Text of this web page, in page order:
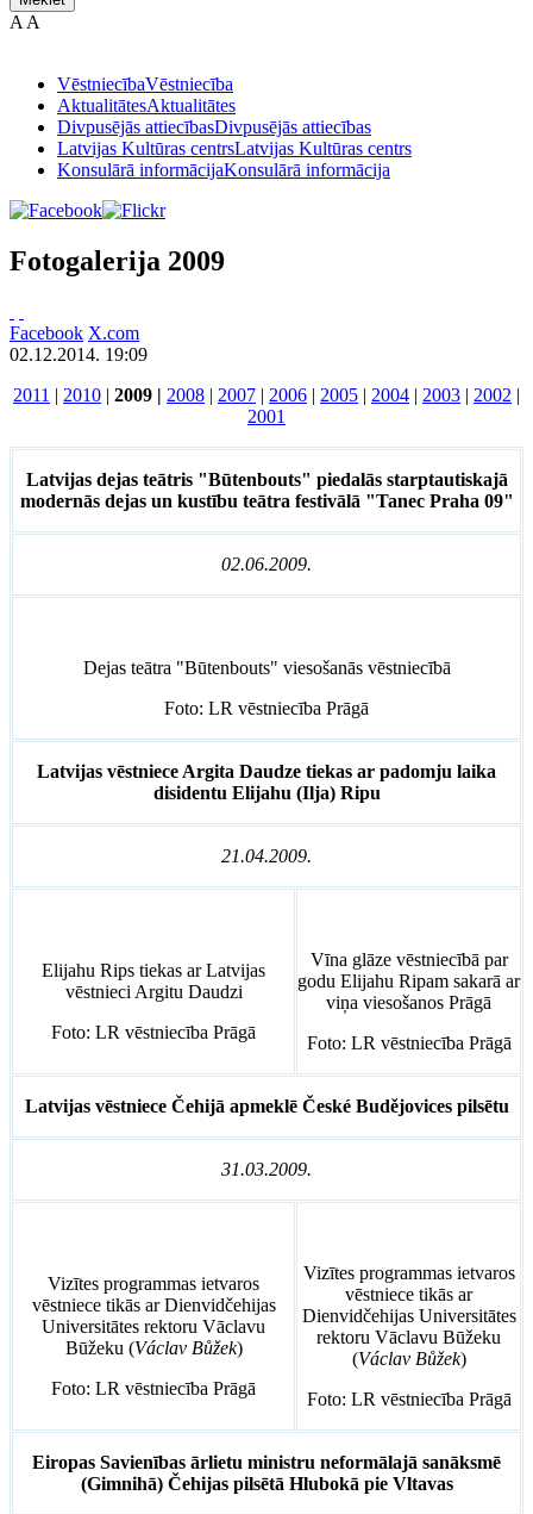
A A
VēstniecībaVēstniecība
AktualitātesAktualitātes
Divpusējās attiecībasDivpusējās attiecības
Latvijas Kultūras centrsLatvijas Kultūras centrs
Konsulārā informācijaKonsulārā informācija
Fotogalerija 2009
Facebook X.com
02.12.2014. 19:09
2011 | 2010 | 2009 | 2008 | 2007 | 2006 | 2005 | 2004 | 2003 | 2002 |
2001
Latvijas dejas teātris "Būtenbouts" piedalās starptautiskajā
modernās dejas un kustību teātra festivālā "Tanec Praha 09"
02.06.2009.
Dejas teātra "Būtenbouts" viesošanās vēstniecībā
Foto: LR vēstniecība Prāgā
Latvijas vēstniece Argita Daudze tiekas ar padomju laika
disidentu Elijahu (Ilja) Ripu
21.04.2009.
Elijahu Rips tiekas ar Latvijas
vēstnieci Argitu Daudzi
Foto: LR vēstniecība Prāgā
Vīna glāze vēstniecībā par
godu Elijahu Ripam sakarā ar
viņa viesošanos Prāgā
Foto: LR vēstniecība Prāgā
Latvijas vēstniece Čehijā apmeklē České Budějovices pilsētu
31.03.2009.
Vizītes programmas ietvaros
vēstniece tikās ar Dienvidčehijas
Universitātes rektoru Vāclavu
Būžeku (Václav Bůžek)
Foto: LR vēstniecība Prāgā
Vizītes programmas ietvaros
vēstniece tikās ar
Dienvidčehijas Universitātes
rektoru Vāclavu Būžeku
(Václav Bůžek)
Foto: LR vēstniecība Prāgā
Eiropas Savienības ārlietu ministru neformālajā sanāksmē
(Gimnihā) Čehijas pilsētā Hlubokā pie Vltavas